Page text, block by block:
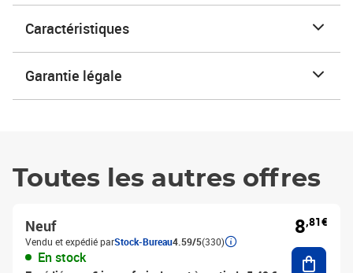
Caractéristiques
Garantie légale
Toutes les autres offres
Neuf
Vendu et expédié parStock-Bureau4.59/5(330)
En stock
8,81€